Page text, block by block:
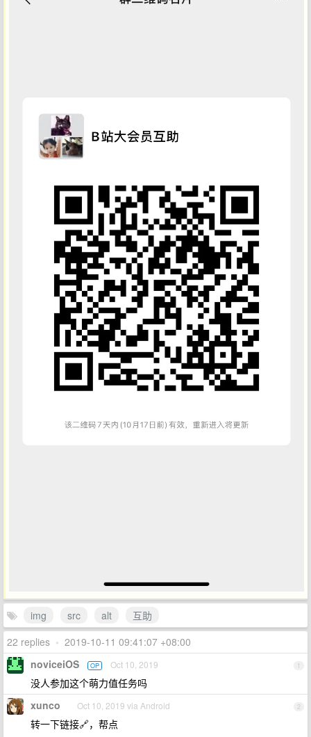
img src alt
互助
22 replies • 2019-10-11 09:41:07 +08:00
1
noviceiOS OP Oct 10, 2019
没人参加这个萌力值任务吗
2
xunco Oct 10, 2019 via Android
转一下链接🔗，帮点